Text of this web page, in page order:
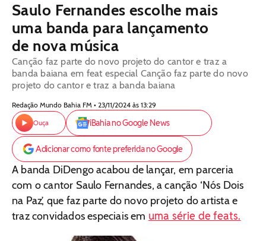
Saulo Fernandes escolhe mais
uma banda para lançamento
de nova música
Canção faz parte do novo projeto do cantor e traz a
banda baiana em feat especial Canção faz parte do novo
projeto do cantor e traz a banda baiana
Redação Mundo Bahia FM • 23/11/2024 às 13:29
Ouça iBahia no Google News
Adicionar como fonte preferida no Google
A banda DiDengo acabou de lançar, em parceria
com o cantor Saulo Fernandes, a canção ‘Nós Dois
na Paz’, que faz parte do novo projeto do artista e
traz convidados especiais em uma série de feats.